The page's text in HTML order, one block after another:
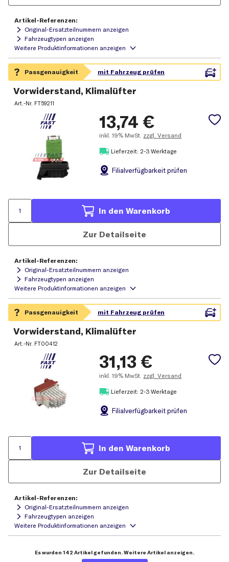
Artikel-Referenzen:
Original-Ersatzteilnummern anzeigen
Fahrzeugtypen anzeigen
Vorwiderstand, Klimalüfter
Art.-Nr. FT59211
13,74 €
inkl. 19% MwSt. zzgl. Versand
Lieferzeit: 2-3 Werktage
Filialverfügbarkeit prüfen
In den Warenkorb
Zur Detailseite
Artikel-Referenzen:
Original-Ersatzteilnummern anzeigen
Fahrzeugtypen anzeigen
Vorwiderstand, Klimalüfter
Art.-Nr. FT00412
31,13 €
inkl. 19% MwSt. zzgl. Versand
Lieferzeit: 2-3 Werktage
Filialverfügbarkeit prüfen
In den Warenkorb
Zur Detailseite
Artikel-Referenzen:
Original-Ersatzteilnummern anzeigen
Fahrzeugtypen anzeigen
Es wurden 142 Artikel gefunden. Weitere Artikel anzeigen.